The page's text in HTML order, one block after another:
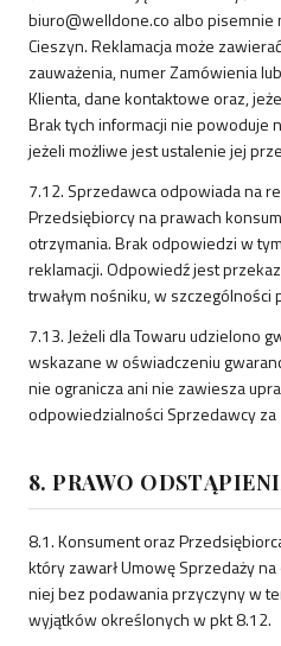
biuro@welldone.co albo pisemnie
Cieszyn. Reklamacja może
zauważenia, numer Zamówienia
Klienta, dane kontaktowe oraz,
Brak tych informacji nie powoduje
jeżeli możliwe jest ustalenie jej
7.12. Sprzedawca odpowiada na
Przedsiębiorcy na prawach
otrzymania. Brak odpowiedzi w
reklamacji. Odpowiedź jest
trwałym nośniku, w szczególności
7.13. Jeżeli dla Towaru udzielono
wskazane w oświadczeniu
nie ogranicza ani nie zawiesza
odpowiedzialności Sprzedawcy za
8. PRAWO
8.1. Konsument oraz
który zawarł Umowę Sprzedaży
niej bez podawania przyczyny w
wyjątków określonych w pkt 8.12.